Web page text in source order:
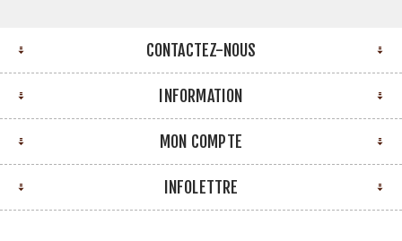
CONTACTEZ-NOUS
INFORMATION
MON COMPTE
INFOLETTRE